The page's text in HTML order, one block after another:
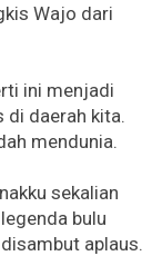
Wajo dari
ini menjadi
di daerah kita.
mendunia.
sekalian
bulu
aplaus.